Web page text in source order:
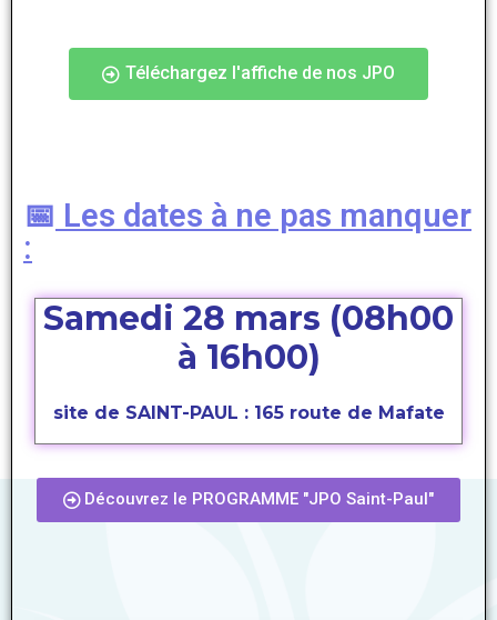
Téléchargez l'affiche de nos JPO
📅 Les dates à ne pas manquer
:
Samedi 28 mars (08h00
à 16h00)
site de SAINT-PAUL : 165 route de Mafate
Découvrez le PROGRAMME "JPO Saint-Paul"